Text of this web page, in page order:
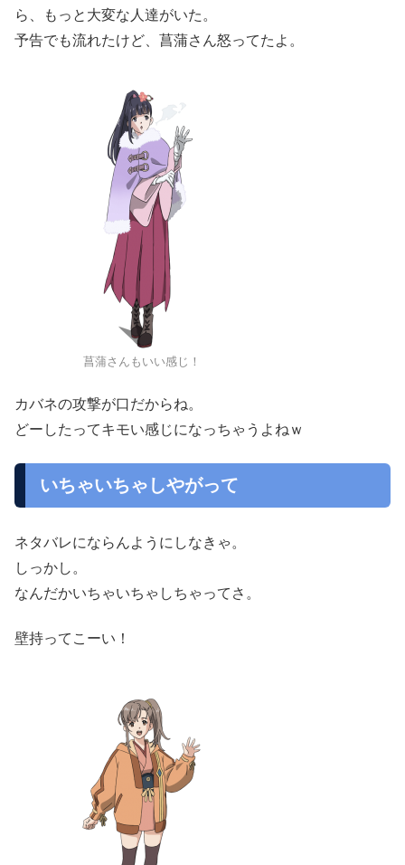
ら、もっと大変な人達がいた。
予告でも流れたけど、菖蒲さん怒ってたよ。
菖蒲さんもいい感じ！
カバネの攻撃が口だからね。
どーしたってキモい感じになっちゃうよねｗ
いちゃいちゃしやがって
ネタバレにならんようにしなきゃ。
しっかし。
なんだかいちゃいちゃしちゃってさ。
壁持ってこーい！